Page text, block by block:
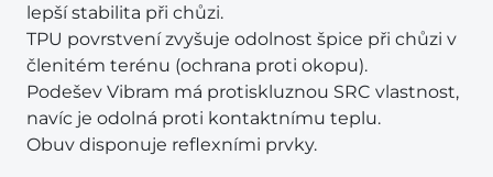
lepší stabilita při chůzi.
TPU povrstvení zvyšuje odolnost špice při chůzi v
členitém terénu (ochrana proti okopu).
Podešev Vibram má protiskluznou SRC vlastnost,
navíc je odolná proti kontaktnímu teplu.
Obuv disponuje reflexními prvky.